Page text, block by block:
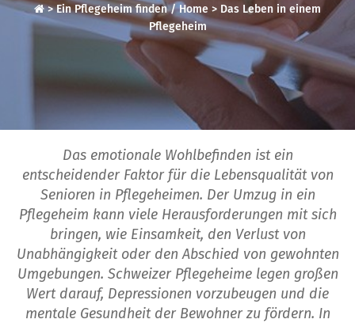
>Ein Pflegeheim finden / Home > Das Leben in einem
Pflegeheim
Das emotionale Wohlbefinden ist ein
entscheidender Faktor für die Lebensqualität von
Senioren in Pflegeheimen. Der Umzug in ein
Pflegeheim kann viele Herausforderungen mit sich
bringen, wie Einsamkeit, den Verlust von
Unabhängigkeit oder den Abschied von gewohnten
Umgebungen. Schweizer Pflegeheime legen großen
Wert darauf, Depressionen vorzubeugen und die
mentale Gesundheit der Bewohner zu fördern. In